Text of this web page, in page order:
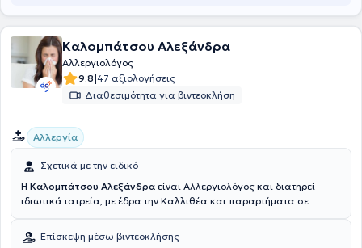
Καλομπάτσου Αλεξάνδρα
Αλλεργιολόγος
9.8|47 αξιολογήσεις
Διαθεσιμότητα για βιντεοκλήση
Αλλεργία
Σχετικά με την ειδικό
Η Καλομπάτσου Αλεξάνδρα είναι Αλλεργιολόγος και διατηρεί
ιδιωτικά ιατρεία, με έδρα την Καλλιθέα και παραρτήματα σε
πτυχιούχος της Ιατρικής Σχολής του Αριστοτελείου Πανεπιστημίου
Θεσσαλονίκης και ειδικεύτηκε στην Αλλεργιολογία στο Γενικό
Επίσκεψη μέσω βιντεοκλήσης